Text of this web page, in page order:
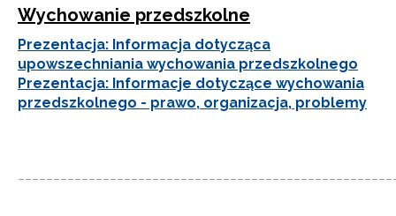
Wychowanie przedszkolne
Prezentacja: Informacja dotycząca
upowszechniania wychowania przedszkolnego
Prezentacja: Informacje dotyczące wychowania
przedszkolnego - prawo, organizacja, problemy